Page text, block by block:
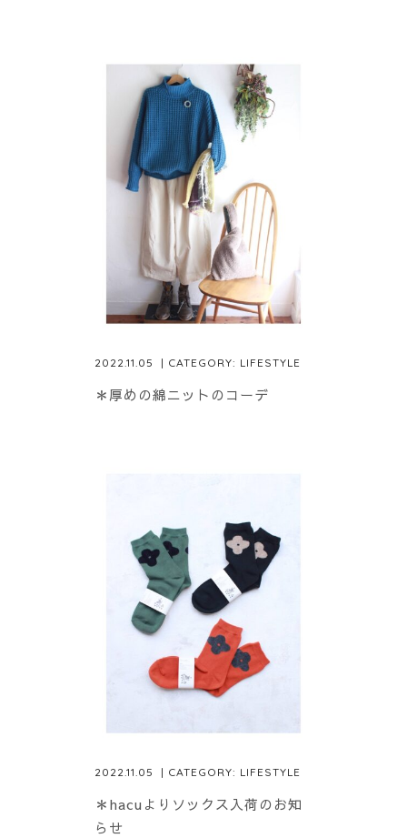
2022.11.05 | CATEGORY: LIFESTYLE
＊厚めの綿ニットのコーデ
2022.11.05 | CATEGORY: LIFESTYLE
＊hacuよりソックス入荷のお知
らせ